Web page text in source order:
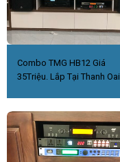
Combo TMG HB12 Giá
35Triệu. Lắp Tại Thanh Oai